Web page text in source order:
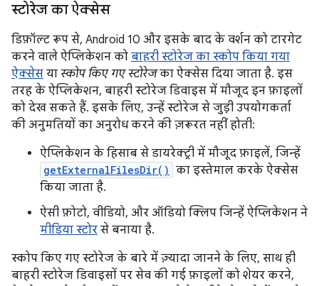
स्टोरेज का ऐक्सेस
डिफ़ॉल्ट रूप से, Android 10 और इसके बाद के वर्शन को टारगेट
करने वाले ऐप्लिकेशन को बाहरी स्टोरेज का स्कोप किया गया
ऐक्सेस या स्कोप किए गए स्टोरेजका ऐक्सेस दिया जाता है. इस
तरह के ऐप्लिकेशन, बाहरी स्टोरेज डिवाइस में मौजूद इन फ़ाइलों
को देख सकते हैं. इसके लिए, उन्हें स्टोरेज से जुड़ी उपयोगकर्ता
की अनुमतियों का अनुरोध करने की ज़रूरत नहीं होती:
ऐप्लिकेशन के हिसाब से डायरेक्ट्री में मौजूद फ़ाइलें, जिन्हें
getExternalFilesDir() का इस्तेमाल करके ऐक्सेस
किया जाता है.
ऐसी फ़ोटो, वीडियो, और ऑडियो क्लिप जिन्हें ऐप्लिकेशन ने
मीडिया स्टोर से बनाया है.
स्कोप किए गए स्टोरेज के बारे में ज़्यादा जानने के लिए, साथ ही
बाहरी स्टोरेज डिवाइसों पर सेव की गई फ़ाइलों को शेयर करने,